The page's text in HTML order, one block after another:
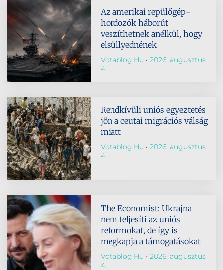
Az amerikai repülőgép-
hordozók háborút
veszíthetnek anélkül, hogy
elsüllyednének
Vdtablog.hu
2026. augusztus
4.
Rendkívüli uniós egyeztetés
jön a ceutai migrációs válság
miatt
Vdtablog.hu
2026. augusztus
4.
The Economist: Ukrajna
nem teljesíti az uniós
reformokat, de így is
megkapja a támogatásokat
Vdtablog.hu
2026. augusztus
4.